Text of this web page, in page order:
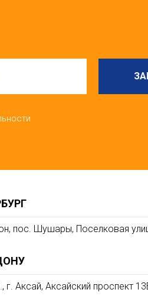
пос. Шушары, Поселковая
г. Аксай, Аксайский проспект